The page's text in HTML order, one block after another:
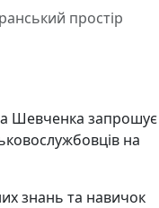
простір
Шевченка запрошує
на
знань та навичок